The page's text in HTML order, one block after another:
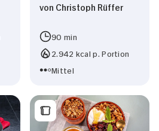
von Christoph Rüffer
90 min
2.942 kcal p. Portion
Mittel